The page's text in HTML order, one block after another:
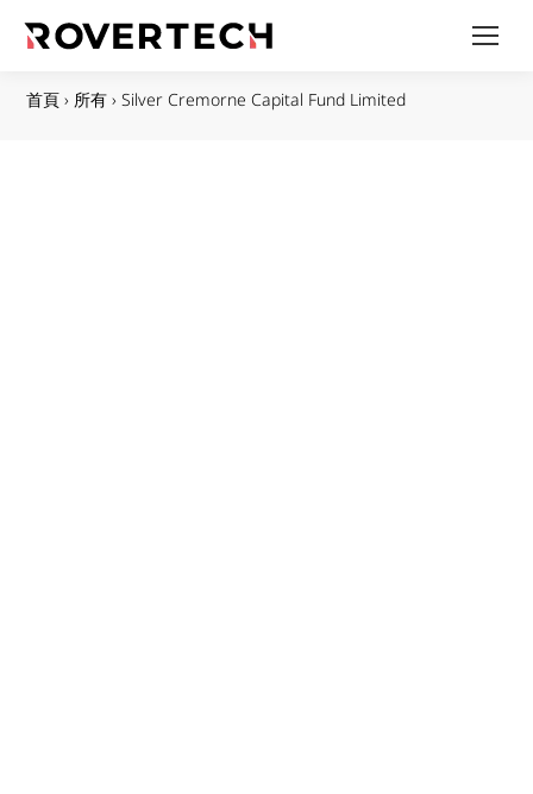
首頁 › 所有 › Silver Cremorne Capital Fund Limited